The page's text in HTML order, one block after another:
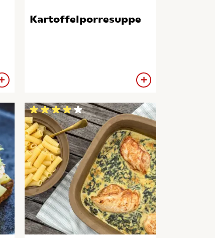
Kartoffelporresuppe